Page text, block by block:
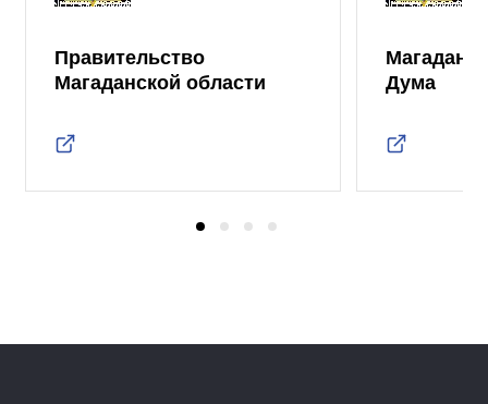
Правительство
Магаданской области
Дума